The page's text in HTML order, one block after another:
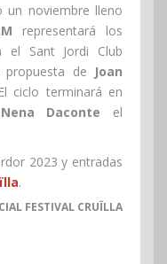
un noviembre lleno
representará los
el Sant Jordi Club
propuesta de Joan
ciclo terminará en
Nena Daconte el
2023 y entradas
.
FESTIVAL CRUÏLLA